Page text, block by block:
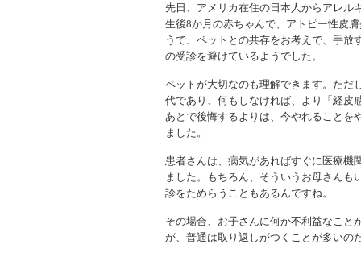
先日、アメリカ在住の日本人からアレル
生後8か月の赤ちゃんで、アトピー性皮
うで、ペットとの共存をお考えで、手放
の受診を避けているようでした。
ペットが大切なのも理解できます。ただ
代であり、何もしなければ、より「経皮
あとで後悔するよりは、今やれることを
ました。
患者さんは、病気があればすぐに医療機
ました。もちろん、そういうお母さんも
診をためらうこともあるんですね。
その場合、お子さんに何か不利益なこと
が、普通は取り返しがつくことが多いの